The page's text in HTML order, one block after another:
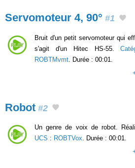
Servomoteur 4, 90° #1
Bruit d'un petit servomoteur qui
s'agit d'un Hitec HS-55.
ROBTMvmt . Durée : 00:01.
Robot #2
Un genre de voix de robot.
UCS : ROBTVox. Durée : 00:01.